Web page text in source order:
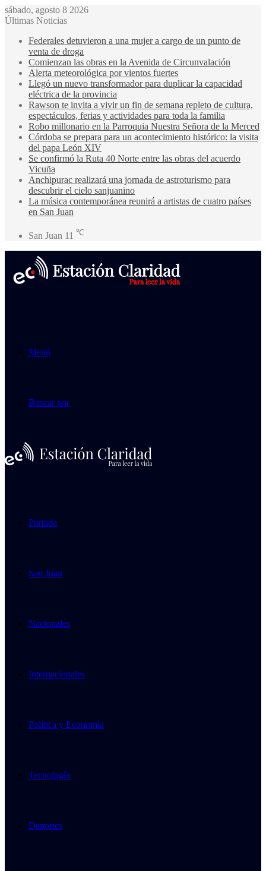
sábado, agosto 8 2026
Últimas Noticias
Federales detuvieron a una mujer a cargo de un punto de
venta de droga
Comienzan las obras en la Avenida de Circunvalación
Alerta meteorológica por vientos fuertes
Llegó un nuevo transformador para duplicar la capacidad
eléctrica de la provincia
Rawson te invita a vivir un fin de semana repleto de cultura,
espectáculos, ferias y actividades para toda la familia
Robo millonario en la Parroquia Nuestra Señora de la Merced
Córdoba se prepara para un acontecimiento histórico: la visita
del papa León XIV
Se confirmó la Ruta 40 Norte entre las obras del acuerdo
Vicuña
Anchipurac realizará una jornada de astroturismo para
descubrir el cielo sanjuanino
La música contemporánea reunirá a artistas de cuatro países
en San Juan
San Juan 11 ℃
Menú
Buscar por
Portada
San Juan
Nacionales
Internacionales
Política y Economía
Tecnología
Deportes